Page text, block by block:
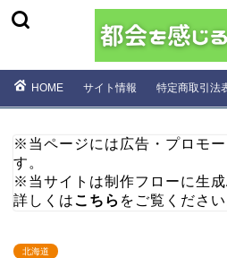
HOME サイト情報 特定商取引法
※当ページには広告・プロモ
す。
※当サイトは制作フローに生成
詳しくはこちら をご覧ください
北海道